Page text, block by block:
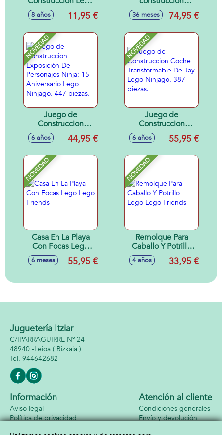
Star Wars Moto
Speeder del
Grogu
8 años 11,95 €
Remix: Avión,
Camión Técnico Y
Lego City Great
Vehicles
36 meses 74,95 €
NOVEDAD
Juego de
Construccion
Exposición De
Personajes Ninja:
Lego Ninjago. 447
6 años 44,95 €
NOVEDAD
Juego de
Construccion
Coche
Transformable De
387 piezas.
6 años 55,95 €
NOVEDAD
Casa En La Playa
Con Focas Lego
Lego Friends
6 meses 55,95 €
NOVEDAD
Remolque Para
Caballo Y Potrillo
Lego Lego Friends
4 años 33,95 €
Juguetería Itziar
C/IPARRAGUIRRE Nº 24
48940 -Leioa ( Bizkaia )
944642682
Información
Aviso legal
Política de privacidad
Atención al cliente
Condiciones generales
Envío y devolución